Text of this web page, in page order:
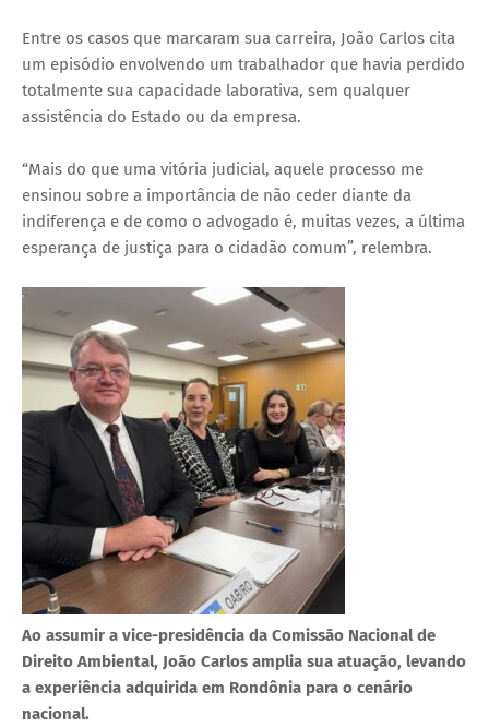
Entre os casos que marcaram sua carreira, João Carlos cita
um episódio envolvendo um trabalhador que havia perdido
totalmente sua capacidade laborativa, sem qualquer
assistência do Estado ou da empresa.
“Mais do que uma vitória judicial, aquele processo me
ensinou sobre a importância de não ceder diante da
indiferença e de como o advogado é, muitas vezes, a última
esperança de justiça para o cidadão comum”, relembra.
Ao assumir a vice-presidência da Comissão Nacional de
Direito Ambiental, João Carlos amplia sua atuação, levando
a experiência adquirida em Rondônia para o cenário
nacional.